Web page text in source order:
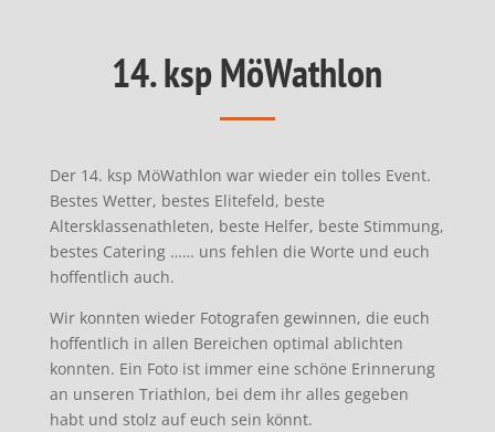
14. ksp MöWathlon
Der 14. ksp MöWathlon war wieder ein tolles Event.
Bestes Wetter, bestes Elitefeld, beste
Altersklassenathleten, beste Helfer, beste Stimmung,
bestes Catering …… uns fehlen die Worte und euch
hoffentlich auch.
Wir konnten wieder Fotografen gewinnen, die euch
hoffentlich in allen Bereichen optimal ablichten
konnten. Ein Foto ist immer eine schöne Erinnerung
an unseren Triathlon, bei dem ihr alles gegeben
habt und stolz auf euch sein könnt.